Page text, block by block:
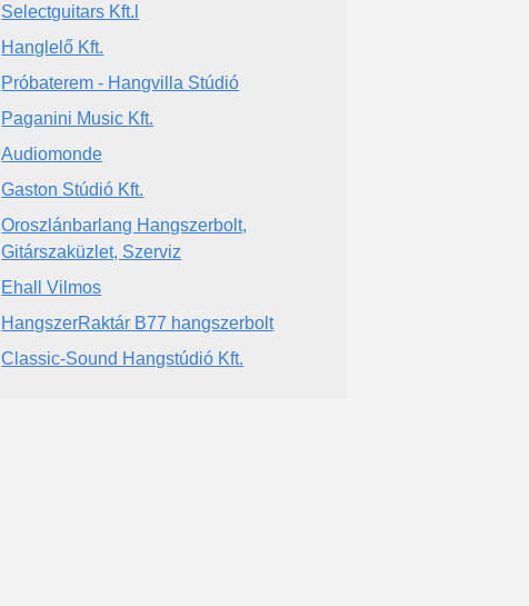
Selectguitars Kft.l
Hanglelő Kft.
Próbaterem - Hangvilla Stúdió
Paganini Music Kft.
Audiomonde
Gaston Stúdió Kft.
Oroszlánbarlang Hangszerbolt,
Gitárszaküzlet, Szerviz
Ehall Vilmos
HangszerRaktár B77 hangszerbolt
Classic-Sound Hangstúdió Kft.